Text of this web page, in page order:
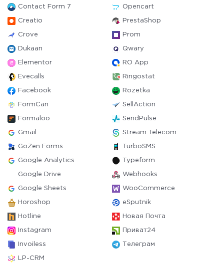
Contact Form 7 Opencart
Creatio PrestaShop
Crove Prom
Dukaan Qwary
Elementor RO App
Evecalls Ringostat
Facebook Rozetka
FormCan SellAction
Formaloo SendPulse
Gmail Stream Telecom
GoZen Forms TurboSMS
Google Analytics Typeform
Google Drive Webhooks
Google Sheets WooCommerce
Horoshop eSputnik
Hotline Новая Почта
Instagram Приват24
Invoiless Телеграм
LP-CRM